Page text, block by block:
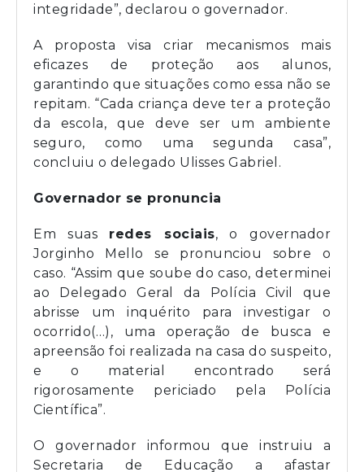
integridade”, declarou o governador.
A proposta visa criar mecanismos mais
eficazes de proteção aos alunos,
garantindo que situações como essa não se
repitam. “Cada criança deve ter a proteção
da escola, que deve ser um ambiente
seguro, como uma segunda casa”,
concluiu o delegado Ulisses Gabriel.
Governador se pronuncia
Em suas redes sociais, o governador
Jorginho Mello se pronunciou sobre o
caso. “Assim que soube do caso, determinei
ao Delegado Geral da Polícia Civil que
abrisse um inquérito para investigar o
ocorrido(…), uma operação de busca e
apreensão foi realizada na casa do suspeito,
e o material encontrado será
rigorosamente periciado pela Polícia
Científica”.
O governador informou que instruiu a
Secretaria de Educação a afastar